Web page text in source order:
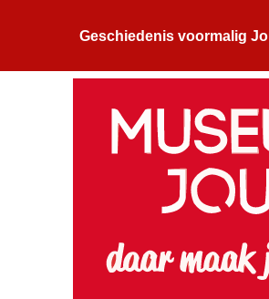
Geschiedenis voormalig